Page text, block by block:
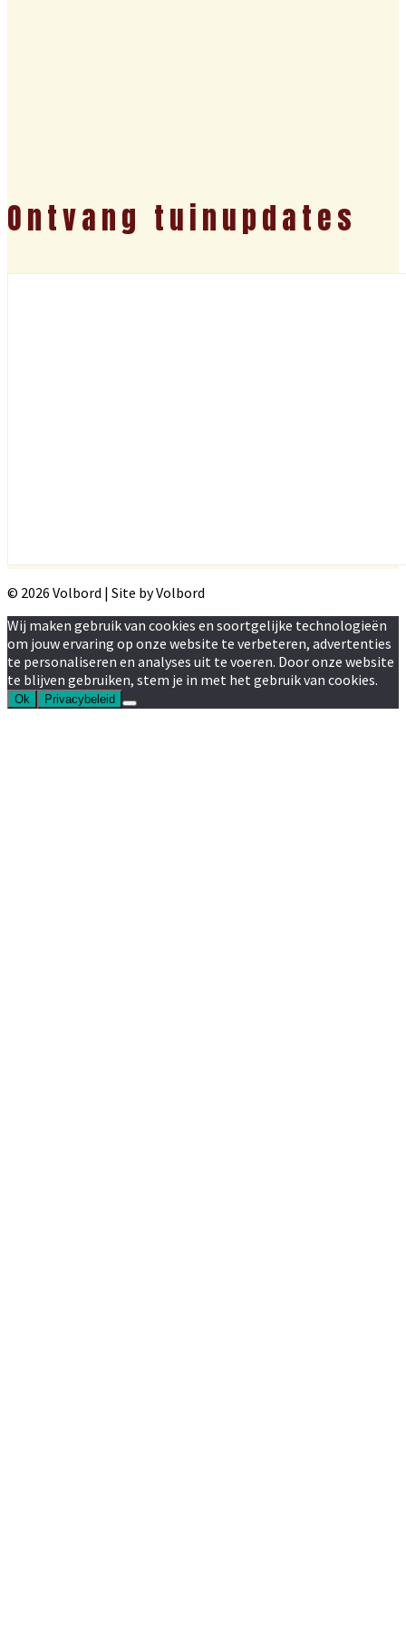
Ontvang tuinupdates
© 2026 Volbord | Site by Volbord
Wij maken gebruik van cookies en soortgelijke technologieën
om jouw ervaring op onze website te verbeteren, advertenties
te personaliseren en analyses uit te voeren. Door onze website
te blijven gebruiken, stem je in met het gebruik van cookies.
Ok Privacybeleid